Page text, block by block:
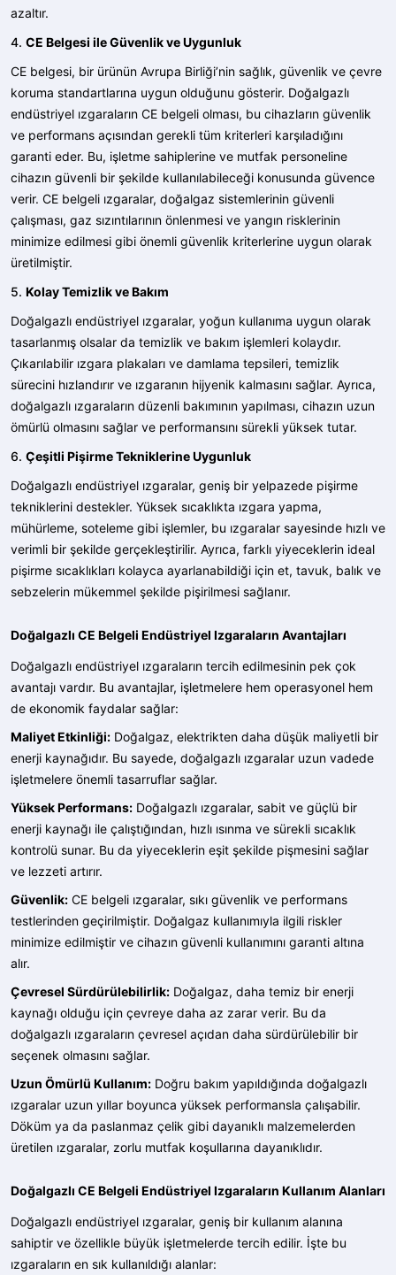
azaltır.
4. CE Belgesi ile Güvenlik ve Uygunluk
CE belgesi, bir ürünün Avrupa Birliği’nin sağlık, güvenlik ve çevre
koruma standartlarına uygun olduğunu gösterir. Doğalgazlı
endüstriyel ızgaraların CE belgeli olması, bu cihazların güvenlik
ve performans açısından gerekli tüm kriterleri karşıladığını
garanti eder. Bu, işletme sahiplerine ve mutfak personeline
cihazın güvenli bir şekilde kullanılabileceği konusunda güvence
verir. CE belgeli ızgaralar, doğalgaz sistemlerinin güvenli
çalışması, gaz sızıntılarının önlenmesi ve yangın risklerinin
minimize edilmesi gibi önemli güvenlik kriterlerine uygun olarak
üretilmiştir.
5. Kolay Temizlik ve Bakım
Doğalgazlı endüstriyel ızgaralar, yoğun kullanıma uygun olarak
tasarlanmış olsalar da temizlik ve bakım işlemleri kolaydır.
Çıkarılabilir ızgara plakaları ve damlama tepsileri, temizlik
sürecini hızlandırır ve ızgaranın hijyenik kalmasını sağlar. Ayrıca,
doğalgazlı ızgaraların düzenli bakımının yapılması, cihazın uzun
ömürlü olmasını sağlar ve performansını sürekli yüksek tutar.
6. Çeşitli Pişirme Tekniklerine Uygunluk
Doğalgazlı endüstriyel ızgaralar, geniş bir yelpazede pişirme
tekniklerini destekler. Yüksek sıcaklıkta ızgara yapma,
mühürleme, soteleme gibi işlemler, bu ızgaralar sayesinde hızlı ve
verimli bir şekilde gerçekleştirilir. Ayrıca, farklı yiyeceklerin ideal
pişirme sıcaklıkları kolayca ayarlanabildiği için et, tavuk, balık ve
sebzelerin mükemmel şekilde pişirilmesi sağlanır.
Doğalgazlı CE Belgeli Endüstriyel Izgaraların Avantajları
Doğalgazlı endüstriyel ızgaraların tercih edilmesinin pek çok
avantajı vardır. Bu avantajlar, işletmelere hem operasyonel hem
de ekonomik faydalar sağlar:
Maliyet Etkinliği: Doğalgaz, elektrikten daha düşük maliyetli bir
enerji kaynağıdır. Bu sayede, doğalgazlı ızgaralar uzun vadede
işletmelere önemli tasarruflar sağlar.
Yüksek Performans: Doğalgazlı ızgaralar, sabit ve güçlü bir
enerji kaynağı ile çalıştığından, hızlı ısınma ve sürekli sıcaklık
kontrolü sunar. Bu da yiyeceklerin eşit şekilde pişmesini sağlar
ve lezzeti artırır.
Güvenlik: CE belgeli ızgaralar, sıkı güvenlik ve performans
testlerinden geçirilmiştir. Doğalgaz kullanımıyla ilgili riskler
minimize edilmiştir ve cihazın güvenli kullanımını garanti altına
alır.
Çevresel Sürdürülebilirlik: Doğalgaz, daha temiz bir enerji
kaynağı olduğu için çevreye daha az zarar verir. Bu da
doğalgazlı ızgaraların çevresel açıdan daha sürdürülebilir bir
seçenek olmasını sağlar.
Uzun Ömürlü Kullanım: Doğru bakım yapıldığında doğalgazlı
ızgaralar uzun yıllar boyunca yüksek performansla çalışabilir.
Döküm ya da paslanmaz çelik gibi dayanıklı malzemelerden
üretilen ızgaralar, zorlu mutfak koşullarına dayanıklıdır.
Doğalgazlı CE Belgeli Endüstriyel Izgaraların Kullanım Alanları
Doğalgazlı endüstriyel ızgaralar, geniş bir kullanım alanına
sahiptir ve özellikle büyük işletmelerde tercih edilir. İşte bu
ızgaraların en sık kullanıldığı alanlar: